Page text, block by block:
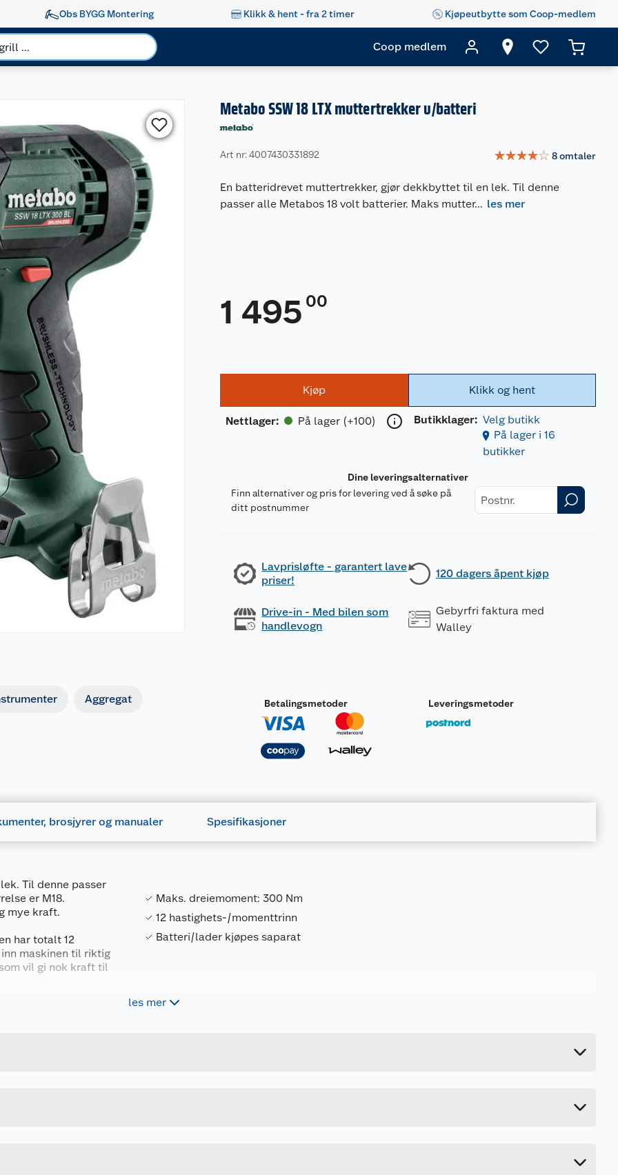
Obs BYGG Montering Klikk & hent - fra 2 timer Kjøpeutbytte som Coop-medlem
Coop medlem
Aggregat
Metabo SSW 18 LTX muttertrekker u/batteri
Art nr: 4007430331892 ☆☆☆☆☆ 8omtaler
En batteridrevet muttertrekker, gjør dekkbyttet til en lek. Til denne
passer alle Metabos 18 volt batterier. Maks mutter... les mer
1 495 00
Kjøp
Nettlager: På lager (+100)
Klikk og hent
Butikklager: Velg butikk
På lager i 16
butikker
Dine leveringsalternativer
Finn alternativer og pris for levering ved å søke på
ditt postnummer
Lavprisløfte - garantert lave
priser!
120 dagers åpent kjøp
Drive-in - Med bilen som
handlevogn
Gebyrfri faktura med
Walley
Betalingsmetoder Leveringsmetoder
brosjyrer og manualer Spesifikasjoner
Til denne passer
er M18.
mye kraft.
har totalt 12
maskinen til riktig
vil gi nok kraft til
som
motoren.
Maks. dreiemoment: 300 Nm
12 hastighets-/momenttrinn
Batteri/lader kjøpes saparat
les mer